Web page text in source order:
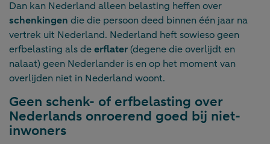
Dan kan Nederland alleen belasting heffen over
schenkingen die die persoon deed binnen één jaar na
vertrek uit Nederland. Nederland heft sowieso geen
erfbelasting als deerflater(degene die overlijdt en
nalaat) geen Nederlander is en op het moment van
overlijden niet in Nederland woont.
Geen schenk- of erfbelasting over
Nederlands onroerend goed bij niet-
inwoners